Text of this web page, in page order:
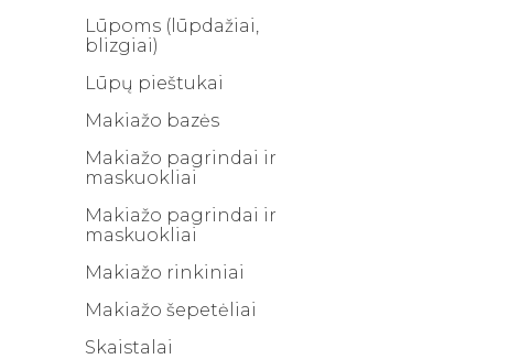
Lūpoms (lūpdažiai,
blizgiai)
Lūpų pieštukai
Makiažo bazės
Makiažo pagrindai ir
maskuokliai
Makiažo pagrindai ir
maskuokliai
Makiažo rinkiniai
Makiažo šepetėliai
Skaistalai